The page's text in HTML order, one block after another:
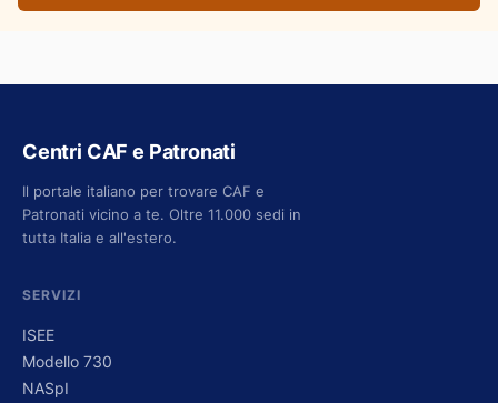
Centri CAF e Patronati
Il portale italiano per trovare CAF e
Patronati vicino a te. Oltre 11.000 sedi in
tutta Italia e all'estero.
SERVIZI
ISEE
Modello 730
NASpI